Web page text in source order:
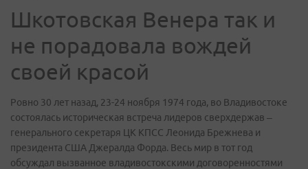
Шкотовская Венера так и
не порадовала вождей
своей красой
Ровно 30 лет назад, 23-24 ноября 1974 года, во Владивостоке
состоялась историческая встреча лидеров сверхдержав –
генерального секретаря ЦК КПСС Леонида Брежнева и
президента США Джералда Форда. Весь мир в тот год
обсуждал вызванное владивостокскими договоренностями